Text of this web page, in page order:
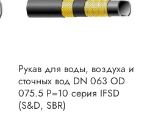
Рукав для воды, воздуха и
сточных вод DN 063 OD
075.5 P=10 серия IFSD
(S&D, SBR)